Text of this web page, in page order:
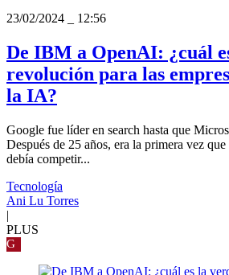
23/02/2024
12:56
De IBM a OpenAI: ¿cuál
revolución para las
la IA?
Google fue líder en search hasta que
Después de 25 años, era la primera vez
debía competir...
Tecnología
Ani Lu Torres
|
PLUS
G